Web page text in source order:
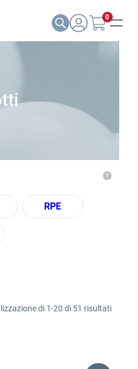
0
RPE
di 1-20 di 51 risultati